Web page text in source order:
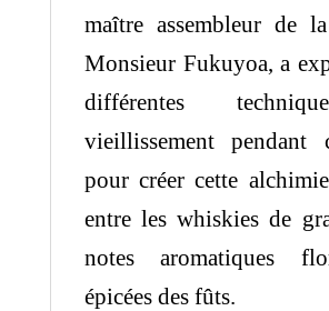
maître assembleur de
Monsieur Fukuyoa, a
différentes
vieillissement pendant
pour créer cette
entre les whiskies de
notes aromatiques
épicées des fûts.